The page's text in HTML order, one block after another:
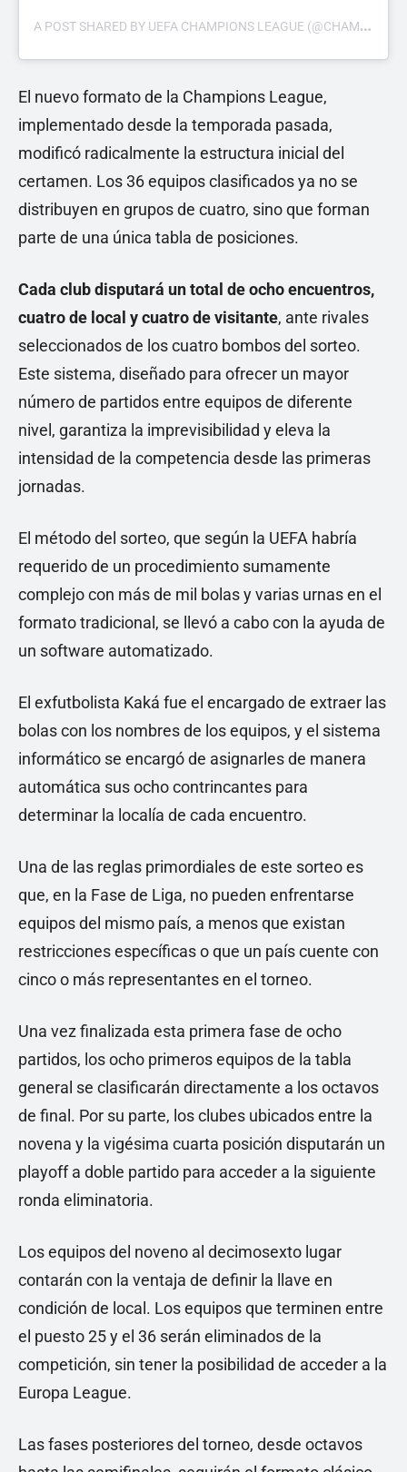
A
POST SHARED BY UEFA CHAMPIONS LEAGUE (@CHAMPIONSLEAGUE)
El nuevo formato de la Champions League,
implementado desde la temporada pasada,
modificó radicalmente la estructura inicial del
certamen. Los 36 equipos clasificados ya no se
distribuyen en grupos de cuatro, sino que forman
parte de una única tabla de posiciones.
Cada club disputará un total de ocho encuentros,
cuatro de local y cuatro de visitante, ante rivales
seleccionados de los cuatro bombos del sorteo.
Este sistema, diseñado para ofrecer un mayor
número de partidos entre equipos de diferente
nivel, garantiza la imprevisibilidad y eleva la
intensidad de la competencia desde las primeras
jornadas.
El método del sorteo, que según la UEFA habría
requerido de un procedimiento sumamente
complejo con más de mil bolas y varias urnas en el
formato tradicional, se llevó a cabo con la ayuda de
un software automatizado.
El exfutbolista Kaká fue el encargado de extraer las
bolas con los nombres de los equipos, y el sistema
informático se encargó de asignarles de manera
automática sus ocho contrincantes para
determinar la localía de cada encuentro.
Una de las reglas primordiales de este sorteo es
que, en la Fase de Liga, no pueden enfrentarse
equipos del mismo país, a menos que existan
restricciones específicas o que un país cuente con
cinco o más representantes en el torneo.
Una vez finalizada esta primera fase de ocho
partidos, los ocho primeros equipos de la tabla
general se clasificarán directamente a los octavos
de final. Por su parte, los clubes ubicados entre la
novena y la vigésima cuarta posición disputarán un
playoff a doble partido para acceder a la siguiente
ronda eliminatoria.
Los equipos del noveno al decimosexto lugar
contarán con la ventaja de definir la llave en
condición de local. Los equipos que terminen entre
el puesto 25 y el 36 serán eliminados de la
competición, sin tener la posibilidad de acceder a la
Europa League.
Las fases posteriores del torneo, desde octavos